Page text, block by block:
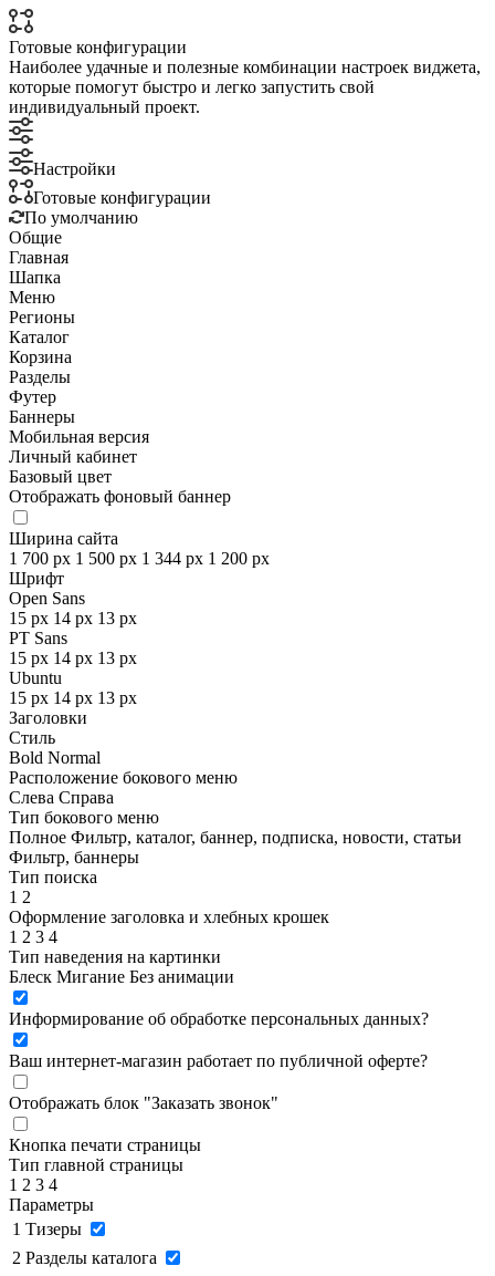
Готовые конфигурации
Наиболее удачные и полезные комбинации настроек виджета,
которые помогут быстро и легко запустить свой
индивидуальный проект.
Настройки
Готовые конфигурации
По умолчанию
Общие
Главная
Шапка
Меню
Регионы
Каталог
Корзина
Разделы
Футер
Баннеры
Мобильная версия
Личный кабинет
Базовый цвет
Отображать фоновый баннер
Ширина сайта
1 700 px 1 500 px 1 344 px 1 200 px
Шрифт
Open Sans
15 px 14 px 13 px
PT Sans
15 px 14 px 13 px
Ubuntu
15 px 14 px 13 px
Заголовки
Стиль
Bold Normal
Расположение бокового меню
Слева Справа
Тип бокового меню
Полное Фильтр, каталог, баннер, подписка, новости, статьи
Фильтр, баннеры
Тип поиска
1 2
Оформление заголовка и хлебных крошек
1 2 3 4
Тип наведения на картинки
Блеск Мигание Без анимации
Информирование об обработке персональных данных?
Ваш интернет-магазин работает по публичной оферте?
Отображать блок "Заказать звонок"
Кнопка печати страницы
Тип главной страницы
1 2 3 4
Параметры
1 Тизеры
2 Разделы каталога